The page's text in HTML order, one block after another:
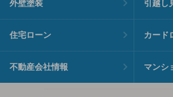
外壁塗装 引越し
住宅ローン カード
不動産会社情報 マンシ